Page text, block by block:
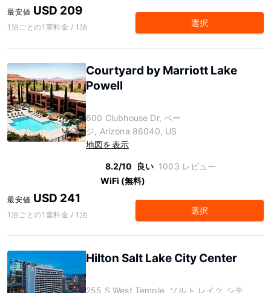
最安値 USD 209
1泊ごとの1室料金 / 1泊 選択
Courtyard by Marriott Lake
Powell
600 Clubhouse Dr, ペー
ジ, Arizona 86040, US
地図を表示
8.2/10 良い 1003 レビュー
WiFi (無料)
最安値 USD 241
1泊ごとの1室料金 / 1泊 選択
Hilton Salt Lake City Center
255 S West Temple, ソルト レイク シテ